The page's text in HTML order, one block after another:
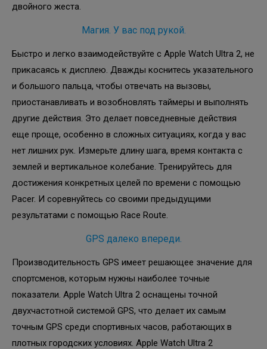
двойного жеста.
Магия. У вас под рукой.
Быстро и легко взаимодействуйте с Apple Watch Ultra 2, не
прикасаясь к дисплею. Дважды коснитесь указательного
и большого пальца, чтобы отвечать на вызовы,
приостанавливать и возобновлять таймеры и выполнять
другие действия. Это делает повседневные действия
еще проще, особенно в сложных ситуациях, когда у вас
нет лишних рук. Измерьте длину шага, время контакта с
землей и вертикальное колебание. Тренируйтесь для
достижения конкретных целей по времени с помощью
Pacer. И соревнуйтесь со своими предыдущими
результатами с помощью Race Route.
GPS далеко впереди.
Производительность GPS имеет решающее значение для
спортсменов, которым нужны наиболее точные
показатели. Apple Watch Ultra 2 оснащены точной
двухчастотной системой GPS, что делает их самым
точным GPS среди спортивных часов, работающих в
плотных городских условиях. Apple Watch Ultra 2